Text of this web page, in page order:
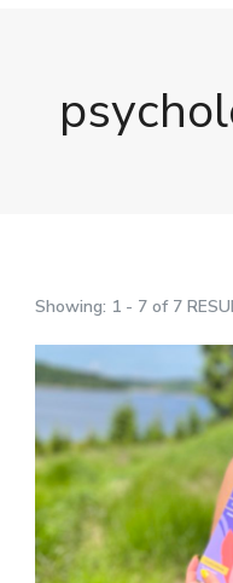
Showing: 1 - 7 of 7